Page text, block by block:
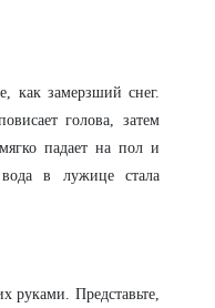
как замерзший снег.
голова, затем
падает на пол и
в лужице стала
руками. Представьте,